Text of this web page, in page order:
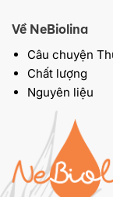
Về NeBiolina
Câu chuyện
Chất lượng
Nguyên liệu